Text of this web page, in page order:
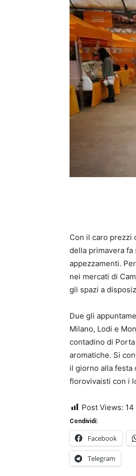
Con il caro prezzi
della primavera
appezzamenti.
nei mercati di
gli spazi a
Due gli
Milano, Lodi e
contadino di
aromatiche. Si
il giorno alla festa
florovivaisti con i
Post Views: 14
Condividi:
Facebook
Telegram